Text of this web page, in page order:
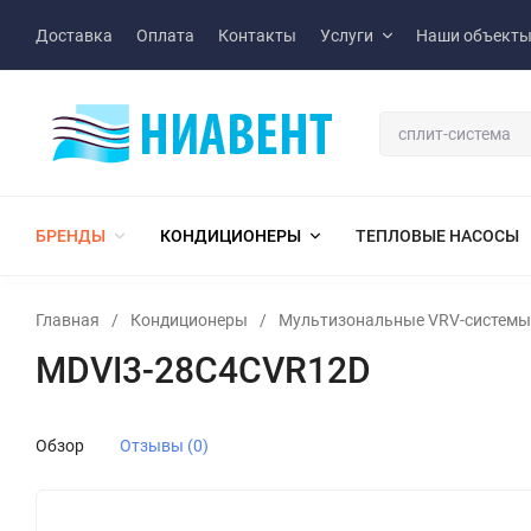
Доставка Оплата Контакты Услуги Наши объекты
БРЕНДЫ КОНДИЦИОНЕРЫ ТЕПЛОВЫЕ НАСОСЫ
Главная / Кондиционеры / Мультизональные VRV-системы
MDVI3-28C4CVR12D
Обзор Отзывы (0)